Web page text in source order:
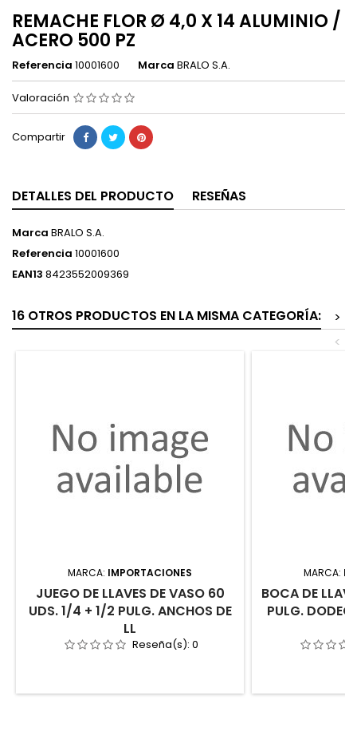
REMACHE FLOR Ø 4,0 X 14 ALUMINIO /
ACERO 500 PZ
Referencia 10001600 Marca BRALO S.A.
Valoración
Compartir
DETALLES DEL PRODUCTO RESEÑAS
Marca BRALO S.A.
Referencia 10001600
EAN13 8423552009369
16 OTROS PRODUCTOS EN LA MISMA CATEGORÍA:
>
<
MARCA: IMPORTACIONES
JUEGO DE LLAVES DE VASO 60
UDS. 1/4 + 1/2 PULG. ANCHOS DE
LL
Reseña(s): 0
MARCA:
BOCA DE
PULG.